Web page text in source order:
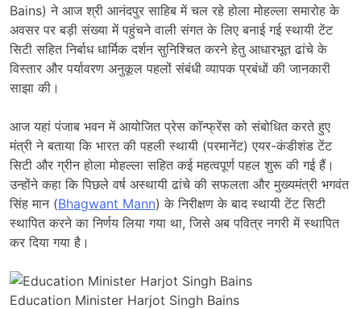
Bains) ने आज श्री आनंदपुर साहिब में चल रहे होला मोहल्ला समारोह के
अवसर पर बड़ी संख्या में पहुंचने वाली संगत के लिए बनाई गई स्थायी टेंट
सिटी सहित निर्बाध धार्मिक दर्शन सुनिश्चित करने हेतु आधारभूत ढांचे के
विस्तार और पर्यावरण अनुकूल पहलों संबंधी व्यापक प्रबंधों की जानकारी
साझा की।
आज यहां पंजाब भवन में आयोजित प्रेस कॉन्फ्रेंस को संबोधित करते हुए
मंत्री ने बताया कि भारत की पहली स्थायी (परमानेंट) एयर-कंडीशंड टेंट
सिटी और ग्रीन होला मोहल्ला सहित कई महत्वपूर्ण पहल शुरू की गई हैं।
उन्होंने कहा कि पिछले वर्ष अस्थायी ढांचे की सफलता और मुख्यमंत्री भगवंत
सिंह मान (Bhagwant Mann) के निरीक्षण के बाद स्थायी टेंट सिटी
स्थापित करने का निर्णय लिया गया था, जिसे अब पवित्र नगरी में स्थापित
कर दिया गया है।
Education Minister Harjot Singh Bains